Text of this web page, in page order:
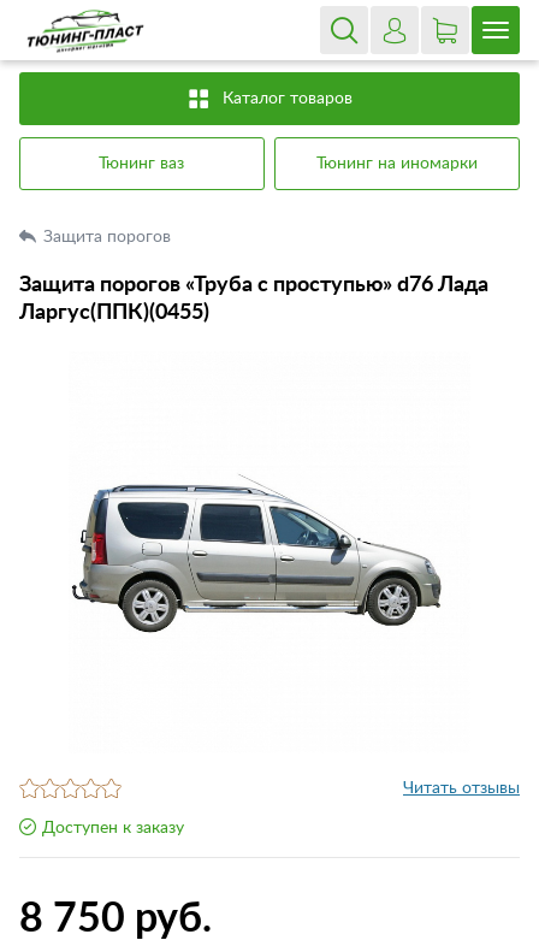
Каталог товаров
Тюнинг ваз Тюнинг на иномарки
Защита порогов
Защита порогов «Труба с проступью» d76 Лада
Ларгус(ППК)(0455)
Читать отзывы
Доступен к заказу
8 750 руб.